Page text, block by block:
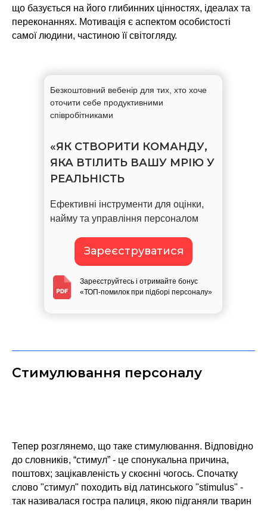
що базується на його глибинних цінностях, ідеалах та
переконаннях. Мотивація є аспектом особистості
самої людини, частиною її світогляду.
«ЯК СТВОРИТИ КОМАНДУ,
ЯКА ВТІЛИТЬ ВАШУ МРІЮ У
РЕАЛЬНІСТЬ
Безкоштовний вебенір для тих, хто хоче
оточити себе продуктивними
співробітниками
Зареєструватися
Ефективні інструменти для оцінки,
найму та управління персоналом
Зареєструйтесь і отримайте бонус
«ТОП-помилок при підборі персоналу»
Стимулювання персоналу
Тепер розглянемо, що таке стимулювання. Відповідно
до словників, “стимул” - це спонукальна причина,
поштовх; зацікавленість у скоєнні чогось. Спочатку
слово "стимул" походить від латинського "stimulus" -
так називалася гостра палиця, якою підганяли тварин